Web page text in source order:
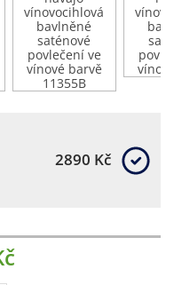
2890 Kč